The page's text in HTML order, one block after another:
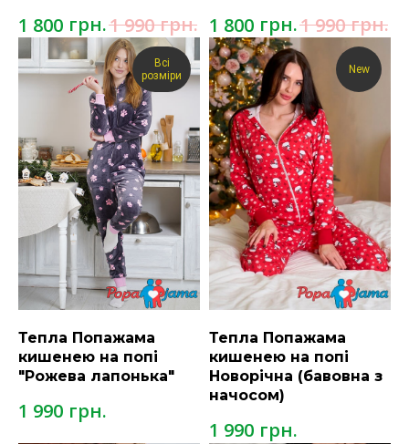
1 800 грн.1 990 грн. 1 800 грн.1 990 грн.
Всі
розміри
Тепла Попажама
кишенею на попі
"Рожева лапонька"
1 990 грн.
New
Тепла Попажама
кишенею на попі
Новорічна (бавовна з
начосом)
1 990 грн.